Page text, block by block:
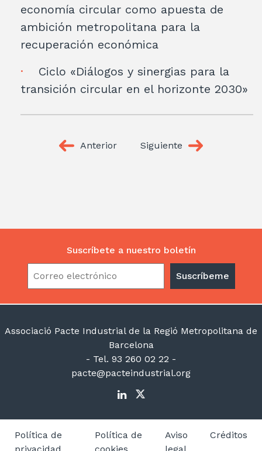
economía circular como apuesta de
ambición metropolitana para la
recuperación económica
Ciclo «Diálogos y sinergias para la
transición circular en el horizonte 2030»
Anterior Siguiente
Suscríbete a nuestro boletín
Associació Pacte Industrial de la Regió Metropolitana de
Barcelona
- Tel. 93 260 02 22 -
pacte@pacteindustrial.org
Política de
Política de
Aviso
Créditos